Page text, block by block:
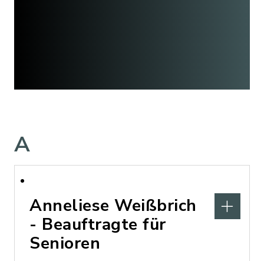
A
Anneliese Weißbrich
- Beauftragte für
Senioren